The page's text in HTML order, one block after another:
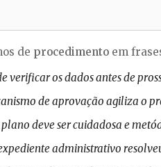
de procedimento em
verificar os dados antes de
de aprovação agiliza o
deve ser cuidadosa e
administrativo